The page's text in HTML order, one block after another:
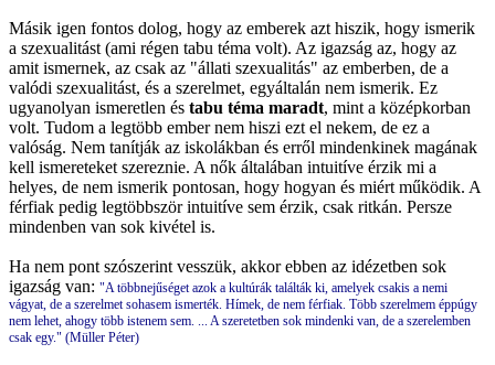
Másik igen fontos dolog, hogy az emberek azt hiszik, hogy ismerik
a szexualitást (ami régen tabu téma volt). Az igazság az, hogy az
amit ismernek, az csak az "állati szexualitás" az emberben, de a
valódi szexualitást, és a szerelmet, egyáltalán nem ismerik. Ez
ugyanolyan ismeretlen és tabu téma maradt, mint a középkorban
volt. Tudom a legtöbb ember nem hiszi ezt el nekem, de ez a
valóság. Nem tanítják az iskolákban és erről mindenkinek magának
kell ismereteket szereznie. A nők általában intuitíve érzik mi a
helyes, de nem ismerik pontosan, hogy hogyan és miért működik. A
férfiak pedig legtöbbször intuitíve sem érzik, csak ritkán. Persze
mindenben van sok kivétel is.
Ha nem pont szószerint vesszük, akkor ebben az idézetben sok
igazság van: "A többnejűséget azok a kultúrák találták ki, amelyek csakis a nemi
vágyat, de a szerelmet sohasem ismerték. Hímek, de nem férfiak. Több szerelmem éppúgy
nem lehet, ahogy több istenem sem. ... A szeretetben sok mindenki van, de a szerelemben
csak egy." (Müller Péter)